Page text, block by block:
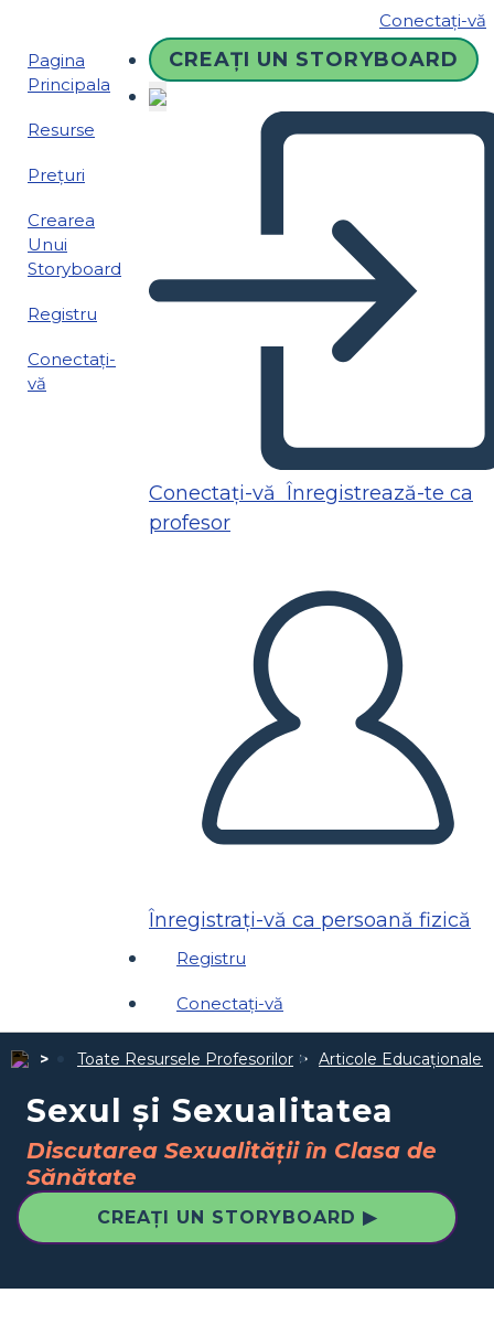
Conectați-vă
Pagina
Principala
Resurse
Prețuri
Crearea
Unui
Storyboard
Registru
Conectați-
vă
CREAȚI UN STORYBOARD
Conectați-vă Înregistrează-te ca
profesor
Înregistrați-vă ca persoană fizică
Registru
Conectați-vă
Toate Resursele Profesorilor Articole Educaționale
Sexul și Sexualitatea
Discutarea Sexualității în Clasa de
Sănătate
CREAȚI UN STORYBOARD ▶